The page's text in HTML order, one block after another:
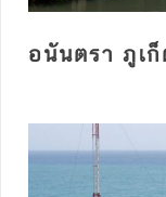
อนันตรา ภูเก็